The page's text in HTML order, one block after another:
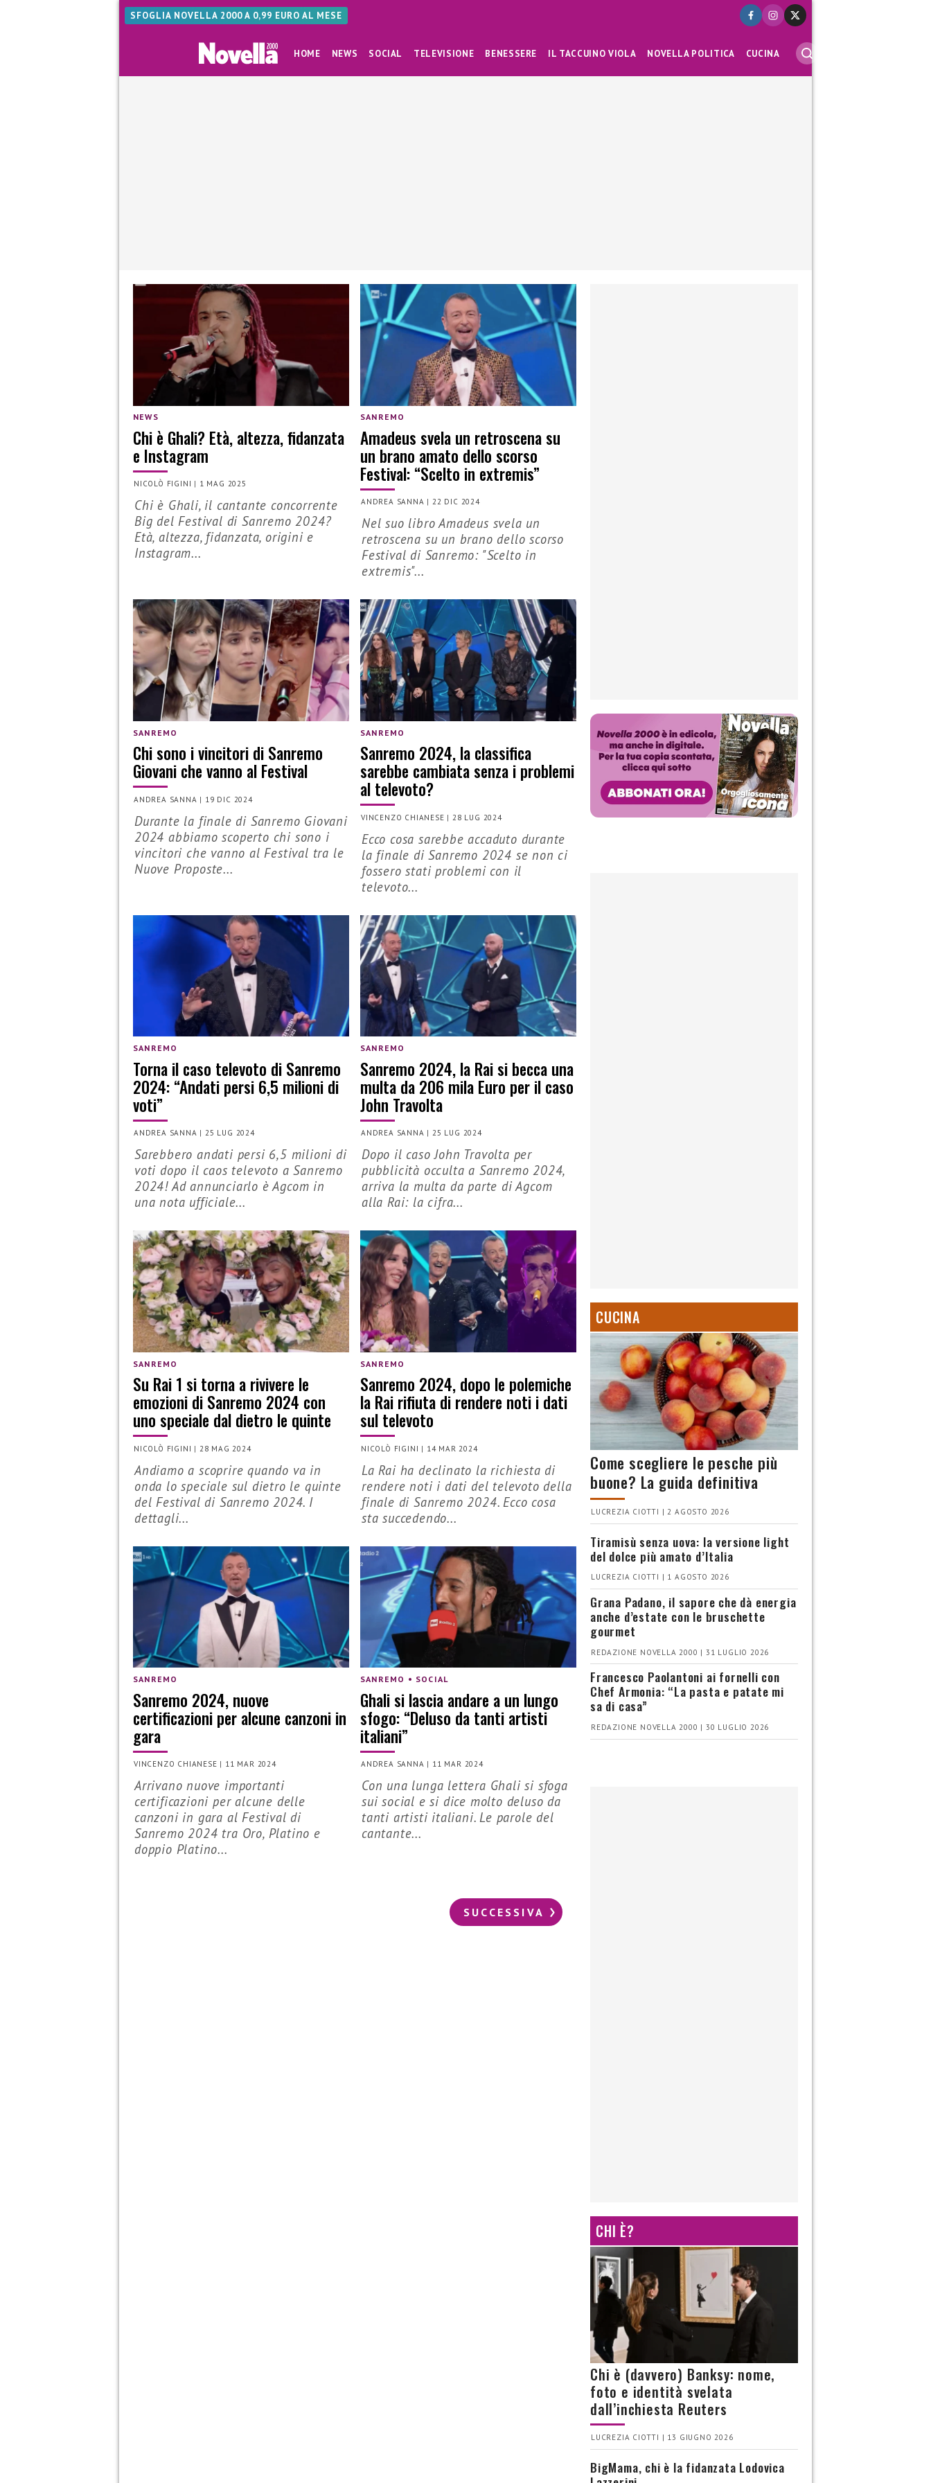
SFOGLIA NOVELLA 2000 A 0,99 EURO AL MESE
HOME NEWS SOCIAL TELEVISIONE BENESSERE IL TACCUINO VIOLA NOVELLA POLITICA CUCINA
NEWS
Chi è Ghali? Età, altezza, fidanzata
e Instagram
NICOLÒ FIGINI | 1 MAG 2025
Chi è Ghali, il cantante concorrente
Big del Festival di Sanremo 2024?
Età, altezza, fidanzata, origini e
Instagram...
SANREMO
Amadeus svela un retroscena su
un brano amato dello scorso
Festival: “Scelto in extremis”
ANDREA SANNA |22 DIC 2024
Nel suo libro Amadeus svela un
retroscena su un brano dello scorso
Festival di Sanremo: "Scelto in
extremis"...
SANREMO
Chi sono i vincitori di Sanremo
Giovani che vanno al Festival
ANDREA SANNA | 19 DIC 2024
Durante la finale di Sanremo Giovani
2024 abbiamo scoperto chi sono i
vincitori che vanno al Festival tra le
Nuove Proposte...
SANREMO
Sanremo 2024, la classifica
sarebbe cambiata senza i problemi
al televoto?
VINCENZO CHIANESE |28 LUG 2024
Ecco cosa sarebbe accaduto durante
la finale di Sanremo 2024 se non ci
fossero stati problemi con il
televoto...
SANREMO
Torna il caso televoto di Sanremo
2024: “Andati persi 6,5 milioni di
voti”
ANDREA SANNA |25 LUG 2024
Sarebbero andati persi 6,5 milioni di
voti dopo il caos televoto a Sanremo
2024! Ad annunciarlo è Agcom in
una nota ufficiale...
SANREMO
Sanremo 2024, la Rai si becca una
multa da 206 mila Euro per il caso
John Travolta
ANDREA SANNA |25 LUG 2024
Dopo il caso John Travolta per
pubblicità occulta a Sanremo 2024,
arriva la multa da parte di Agcom
alla Rai: la cifra...
SANREMO
Su Rai 1 si torna a rivivere le
emozioni di Sanremo 2024 con
uno speciale dal dietro le quinte
NICOLÒ FIGINI | 28 MAG 2024
Andiamo a scoprire quando va in
onda lo speciale sul dietro le quinte
del Festival di Sanremo 2024. I
dettagli...
SANREMO
Sanremo 2024, dopo le polemiche
la Rai rifiuta di rendere noti i dati
sul televoto
NICOLÒ FIGINI | 14 MAR 2024
La Rai ha declinato la richiesta di
rendere noti i dati del televoto della
finale di Sanremo 2024. Ecco cosa
sta succedendo...
SANREMO
Sanremo 2024, nuove
certificazioni per alcune canzoni in
gara
VINCENZO CHIANESE | 11 MAR 2024
Arrivano nuove importanti
certificazioni per alcune delle
canzoni in gara al Festival di
Sanremo 2024 tra Oro, Platino e
doppio Platino...
SANREMO • SOCIAL
Ghali si lascia andare a un lungo
sfogo: “Deluso da tanti artisti
italiani”
ANDREA SANNA | 11 MAR 2024
Con una lunga lettera Ghali si sfoga
sui social e si dice molto deluso da
tanti artisti italiani. Le parole del
cantante...
SUCCESSIVA
CUCINA
Come scegliere le pesche più
buone? La guida definitiva
LUCREZIA CIOTTI | 2 AGOSTO 2026
Tiramisù senza uova: la versione light
del dolce più amato d’Italia
LUCREZIA CIOTTI | 1 AGOSTO 2026
Grana Padano, il sapore che dà energia
anche d’estate con le bruschette
gourmet
REDAZIONE NOVELLA 2000 | 31 LUGLIO 2026
Francesco Paolantoni ai fornelli con
Chef Armonia: “La pasta e patate mi
sa di casa”
REDAZIONE NOVELLA 2000 | 30 LUGLIO 2026
CHI È?
Chi è (davvero) Banksy: nome,
foto e identità svelata
dall’inchiesta Reuters
LUCREZIA CIOTTI | 13 GIUGNO 2026
BigMama, chi è la fidanzata Lodovica